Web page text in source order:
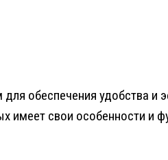
обеспечения удобства и
имеет свои особенности и